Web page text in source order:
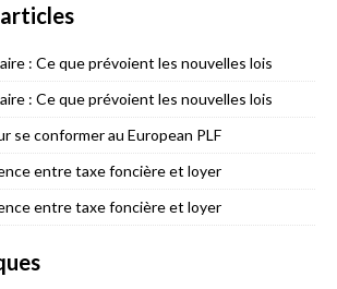
: Ce que prévoient les nouvelles lois
: Ce que prévoient les nouvelles lois
se conformer au European PLF
entre taxe foncière et loyer
entre taxe foncière et loyer